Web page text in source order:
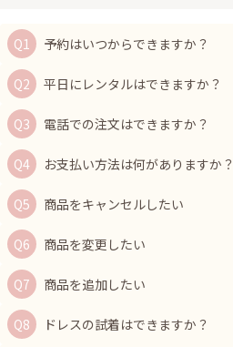
予約はいつからできますか？
平日にレンタルはできますか？
電話での注文はできますか？
お支払い方法は何がありますか？
商品をキャンセルしたい
商品を変更したい
商品を追加したい
ドレスの試着はできますか？